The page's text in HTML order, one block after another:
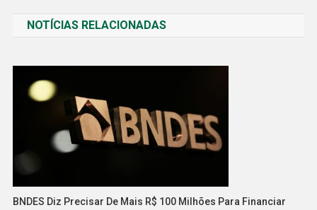
Post
NOTÍCIAS RELACIONADAS
BNDES Diz Precisar De Mais R$ 100 Milhões Para Financiar